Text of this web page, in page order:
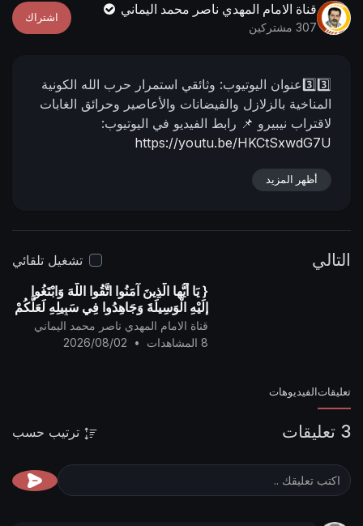
c
قناة الامام المهدي ناصر محمد اليماني
307 مشتركين
اشتراك
3️⃣3️⃣عنوان اليوتيوب:
وثائقي استمرار حرب الله الكونية
المناخية بالزلازل والفيضانات والأعاصير وحرائق الغابات
لاقتراب نيبيرو 📌 رابط الفيديو في اليوتيوب:
https://youtu.be/HKCtSxwdG7U
أظهر المزيد
التالي
تشغيل تلقائي
{ يَا أيُّها الَّذِينَ آمَنُوا اتَّقُوا اللَّهَ وَابْتَغُوا
إِلَيْهِ الْوَسِيلَةَ وَجَاهِدُوا فِي سَبِيلِهِ لَعَلَّكُمْ
تُفْلِحُونَ }
قناة الامام المهدي ناصر محمد اليماني
8 المشاهدات
•
2026/08/02
تعليقات الفيديوهات
3 تعليقات ترتيب حسب